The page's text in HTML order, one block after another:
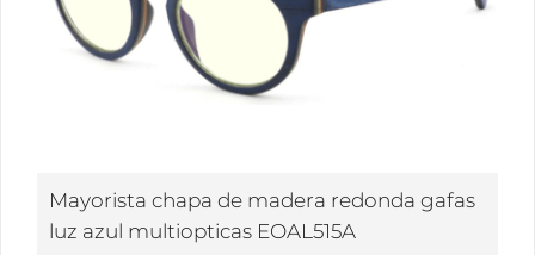
Mayorista chapa de madera redonda gafas
luz azul multiopticas EOAL515A